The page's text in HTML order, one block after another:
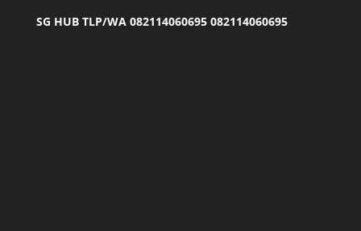
SG HUB TLP/WA 082114060695 082114060695